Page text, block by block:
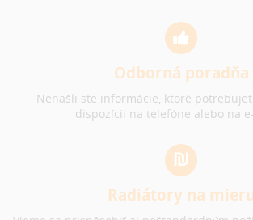
Odborná poradňa
Nenašli ste informácie, ktoré
dispozícii na telefóne alebo na
Radiátory na